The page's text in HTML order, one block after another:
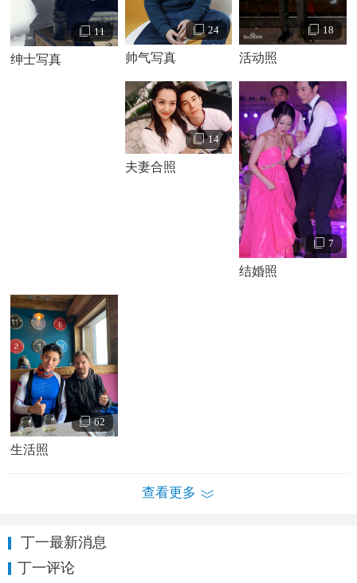
丁一个人资料简介 丁一家庭背景 丁一写真照片
丁一老婆：白冰
2012年，丁一与中国内地女演员
相恋，并于纽约帝国大厦上向白冰求婚成功。
2013年12月10日，丁一与白冰在商丘华驰粤海酒店举行了婚
宴。
2014年4月22日，丁一与白冰的女儿诞生，女儿的小名叫
做“一一”。
有传言丁一已经和白冰低调离婚，丁一的微博也已经修改为
11
绅士写真
24
帅气写真
18
活动照
14
夫妻合照
7
结婚照
62
生活照
查看更多
丁一最新消息
丁一评论